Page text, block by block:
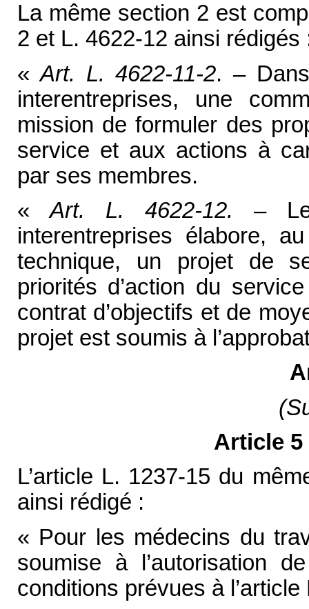
La même section 2 est
2 et L. 4622-12 ainsi rédigés
«Art. L. 4622-11-2. –
interentreprises, une
mission de formuler des
service et aux actions à
par ses membres.
«Art. L. 4622-12.–
interentreprises élabore,
technique, un projet de
priorités d’action du
contrat d’objectifs et de
projet est soumis à
Article 5
L’article L. 1237-15 du
ainsi rédigé :
« Pour les médecins du
soumise à l’autorisation
conditions prévues à